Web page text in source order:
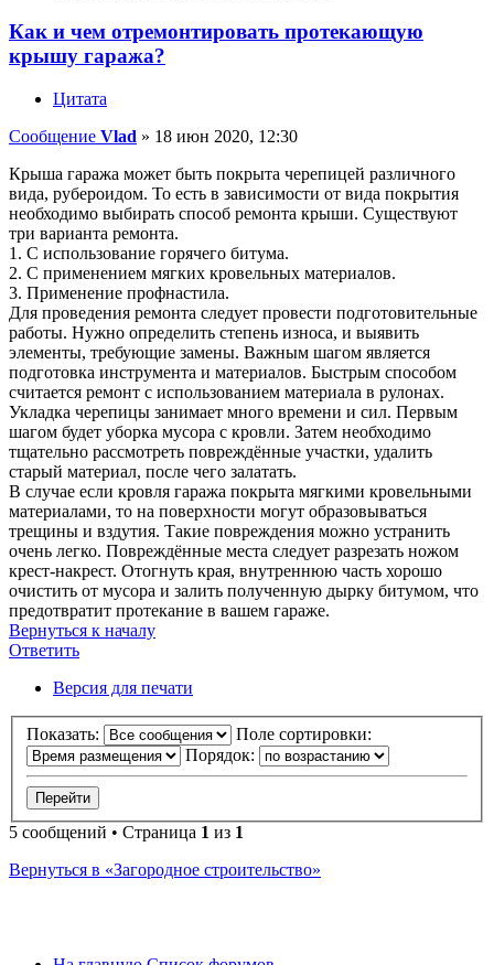
Как и чем отремонтировать протекающую
крышу гаража?
Цитата
Сообщение Vlad » 18 июн 2020, 12:30
Крыша гаража может быть покрыта черепицей различного
вида, рубероидом. То есть в зависимости от вида покрытия
необходимо выбирать способ ремонта крыши. Существуют
три варианта ремонта.
1. С использование горячего битума.
2. С применением мягких кровельных материалов.
3. Применение профнастила.
Для проведения ремонта следует провести подготовительные
работы. Нужно определить степень износа, и выявить
элементы, требующие замены. Важным шагом является
подготовка инструмента и материалов. Быстрым способом
считается ремонт с использованием материала в рулонах.
Укладка черепицы занимает много времени и сил. Первым
шагом будет уборка мусора с кровли. Затем необходимо
тщательно рассмотреть повреждённые участки, удалить
старый материал, после чего залатать.
В случае если кровля гаража покрыта мягкими кровельными
материалами, то на поверхности могут образовываться
трещины и вздутия. Такие повреждения можно устранить
очень легко. Повреждённые места следует разрезать ножом
крест-накрест. Отогнуть края, внутреннюю часть хорошо
очистить от мусора и залить полученную дырку битумом, что
предотвратит протекание в вашем гараже.
Вернуться к началу
Ответить
Ответить
Версия для печати
Показать:
Поле сортировки:
Порядок:
5 сообщений • Страница 1 из 1
Вернуться в «Загородное строительство»